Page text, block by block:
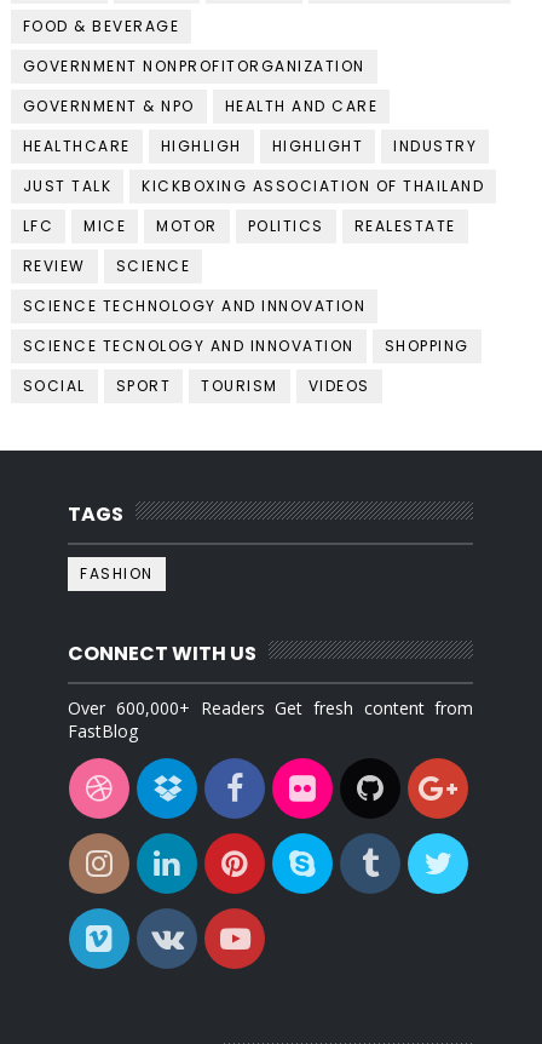
FOOD & BEVERAGE
GOVERNMENT NONPROFITORGANIZATION
GOVERNMENT & NPO
HEALTH AND CARE
HEALTHCARE
HIGHLIGH HIGHLIGHT
INDUSTRY
JUST TALK
KICKBOXING ASSOCIATION OF THAILAND
LFC
MICE MOTOR POLITICS
REALESTATE
REVIEW
SCIENCE
SCIENCE TECHNOLOGY AND INNOVATION
SCIENCE TECNOLOGY AND INNOVATION
SHOPPING
SOCIAL
SPORT TOURISM VIDEOS
TAGS
FASHION
CONNECT WITH US
Over 600,000+ Readers Get fresh content from
FastBlog